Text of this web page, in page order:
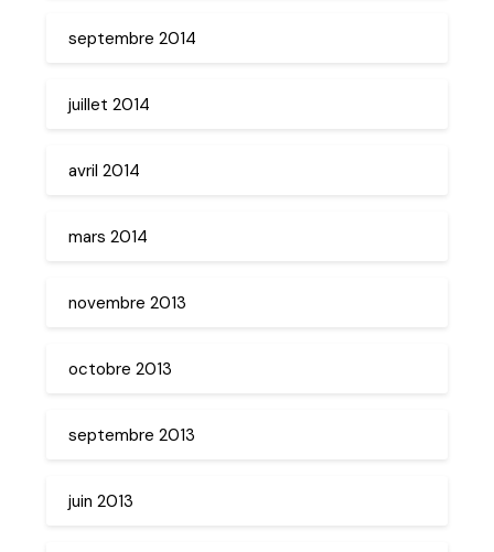
septembre 2014
juillet 2014
avril 2014
mars 2014
novembre 2013
octobre 2013
septembre 2013
juin 2013